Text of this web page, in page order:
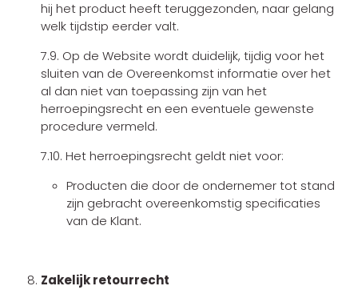
hij het product heeft teruggezonden, naar gelang
welk tijdstip eerder valt.
7.9. Op de Website wordt duidelijk, tijdig voor het
sluiten van de Overeenkomst informatie over het
al dan niet van toepassing zijn van het
herroepingsrecht en een eventuele gewenste
procedure vermeld.
7.10. Het herroepingsrecht geldt niet voor:
Producten die door de ondernemer tot stand
zijn gebracht overeenkomstig specificaties
van de Klant.
Zakelijk retourrecht